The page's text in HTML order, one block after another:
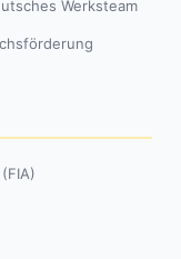
Werksteam